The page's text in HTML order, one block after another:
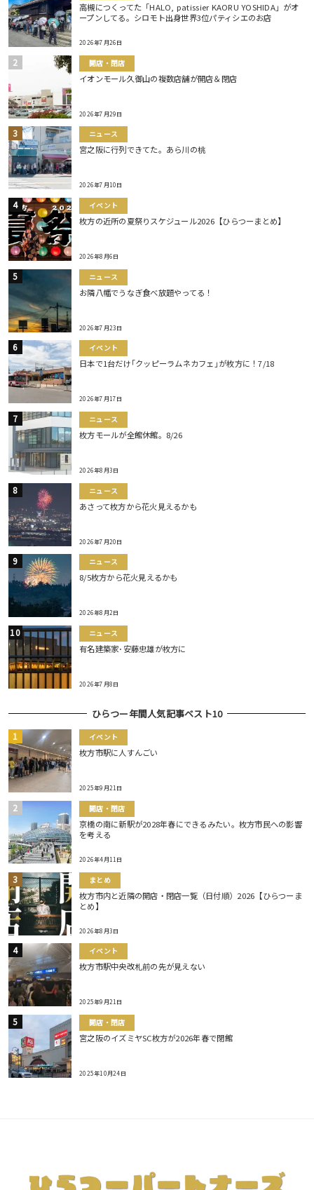
高槻につくってた「HALO, patissier KAORU YOSHIDA」がオ
ープンしてる。シロモト出身世界3位パティシエのお店
2026年7月26日
開店・閉店
イオンモール久御山の複数店舗が開店＆閉店
2026年7月29日
ニュース
宮之阪に行列できてた。あら川の桃
2026年7月10日
イベント
枚方の近所の夏祭りスケジュール2026【ひらつーまとめ】
2026年8月6日
ニュース
お隣八幡でうなぎ食べ放題やってる！
2026年7月23日
イベント
日本で1台だけ｢クッピーラムネカフェ｣が枚方に！7/18
2026年7月17日
ニュース
枚方モールが全館休館。8/26
2026年8月3日
ニュース
あさって枚方から花火見えるかも
2026年7月20日
ニュース
8/5枚方から花火見えるかも
2026年8月2日
ニュース
有名建築家･安藤忠雄が枚方に
2026年7月8日
ひらつー年間人気記事ベスト10
イベント
枚方市駅に人すんごい
2025年9月21日
開店・閉店
京橋の南に新駅が2028年春にできるみたい。枚方市民への影響
を考える
2026年4月11日
まとめ
枚方市内と近隣の開店・閉店一覧（日付順）2026【ひらつーま
とめ】
2026年8月3日
イベント
枚方市駅中央改札前の先が見えない
2025年9月21日
開店・閉店
宮之阪のイズミヤSC枚方が2026年春で閉館
2025年10月24日